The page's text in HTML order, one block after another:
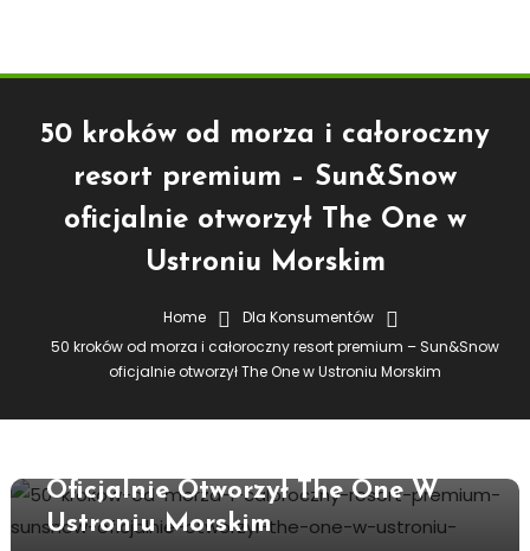
50 kroków od morza i całoroczny
resort premium – Sun&Snow
oficjalnie otworzył The One w
Ustroniu Morskim
Home
Dla Konsumentów
50 kroków od morza i całoroczny resort premium – Sun&Snow
oficjalnie otworzył The One w Ustroniu Morskim
Dla Konsumentów
17 czerwca 2026 redakcja serwisu
50 Kroków Od Morza I Całoroczny
Oficjalnie Otworzył The One W
Ustroniu Morskim